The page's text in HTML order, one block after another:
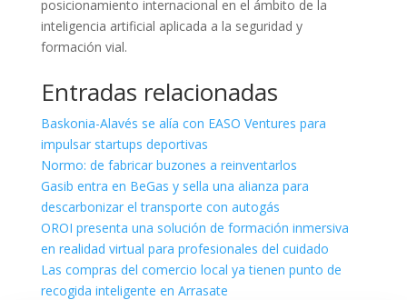
posicionamiento internacional en el ámbito de la
inteligencia artificial aplicada a la seguridad y
formación vial.
Entradas relacionadas
Baskonia-Alavés se alía con EASO Ventures para
impulsar startups deportivas
Normo: de fabricar buzones a reinventarlos
Gasib entra en BeGas y sella una alianza para
descarbonizar el transporte con autogás
OROI presenta una solución de formación inmersiva
en realidad virtual para profesionales del cuidado
Las compras del comercio local ya tienen punto de
recogida inteligente en Arrasate